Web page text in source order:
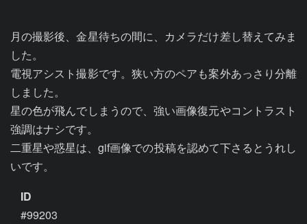
月の撮影後、金星待ちの間に、カメラだけ差し替えてみま
した。
電視アシスト撮影です。狭い方のペアも案外あっさり分離
しました。
星の色が飛んでしまうので、強い画像復元やコントラスト
強調はナシです。
二重星や惑星は、gif画像での投稿を認めて下さるとうれし
いです。
ID
#99203